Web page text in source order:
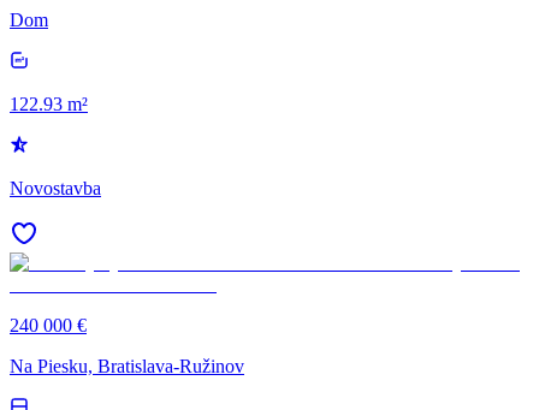
Dom
122.93 m²
Novostavba
240 000 €
Na Piesku, Bratislava-Ružinov